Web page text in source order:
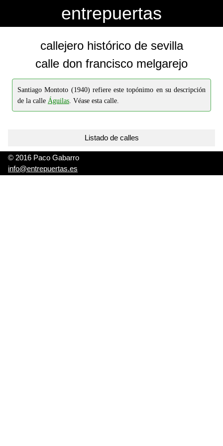
entrepuertas
callejero histórico de sevilla
calle don francisco melgarejo
Santiago Montoto (1940) refiere este topónimo en su descripción
de la calle Águilas. Véase esta calle.
Listado de calles
© 2016 Paco Gabarro
info@entrepuertas.es